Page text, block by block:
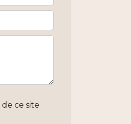
de ce site